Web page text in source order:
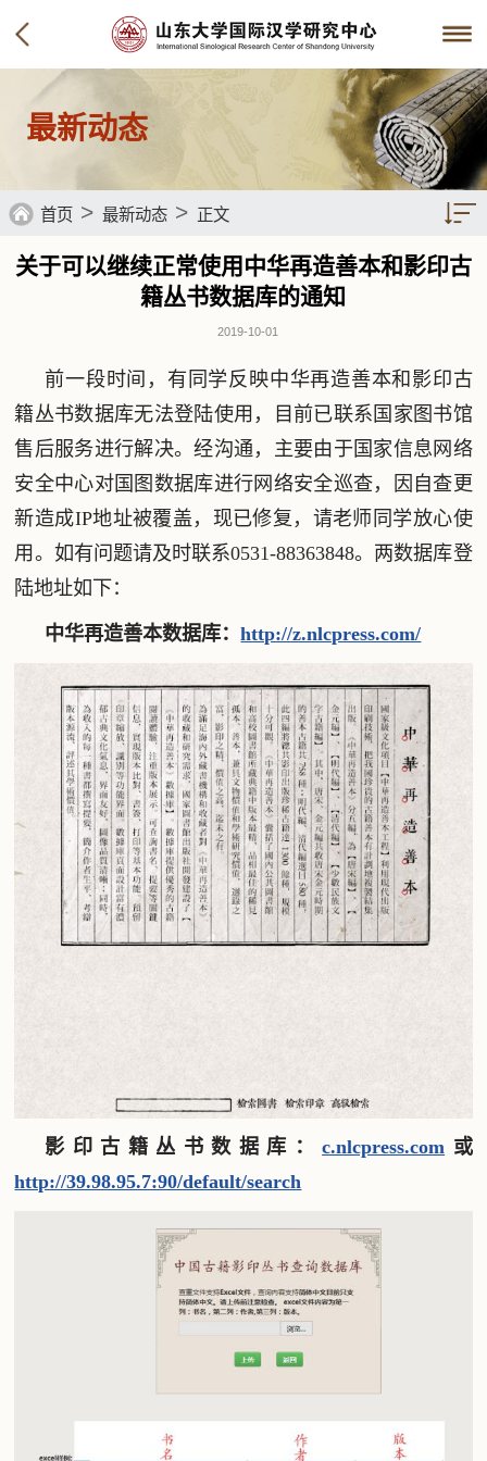
最新动态
首页 > 最新动态 > 正文
关于可以继续正常使用中华再造善本和影印古
籍丛书数据库的通知
2019-10-01
前一段时间，有同学反映中华再造善本和影印古
籍丛书数据库无法登陆使用，目前已联系国家图书馆
售后服务进行解决。经沟通，主要由于国家信息网络
安全中心对国图数据库进行网络安全巡查，因自查更
新造成IP地址被覆盖，现已修复，请老师同学放心使
用。如有问题请及时联系0531-88363848。两数据库登
陆地址如下：
中华再造善本数据库：http://z.nlcpress.com/
影印古籍丛书数据库：c.nlcpress.com 或
http://39.98.95.7:90/default/search